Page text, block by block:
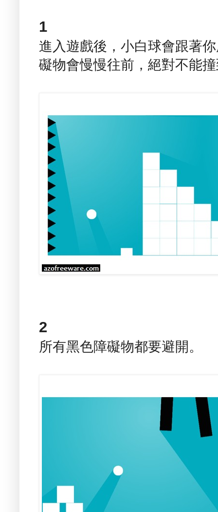
1
進入遊戲後，小白球會跟著
礙物會慢慢往前，絕對不能
2
所有黑色障礙物都要避開。